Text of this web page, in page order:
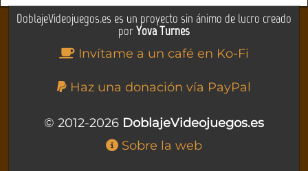
DoblajeVideojuegos.es es un proyecto sin ánimo de lucro creado
porYova Turnes
Invítame a un café en Ko-Fi
Haz una donación vía PayPal
© 2012-2026 DoblajeVideojuegos.es
Sobre la web